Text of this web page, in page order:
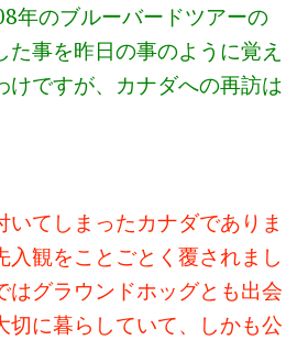
年のブルーバードツアーの
事を昨日の事のように覚え
ですが、カナダへの再訪は
てしまったカナダでありま
観をことごとく覆されまし
グラウンドホッグとも出会
切に暮らしていて、しかも公